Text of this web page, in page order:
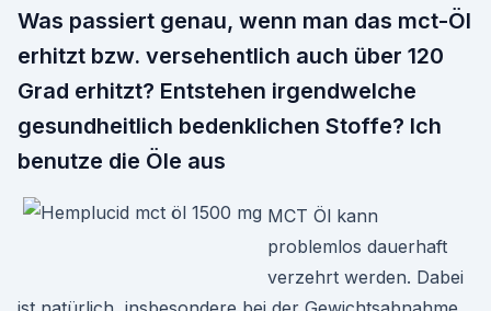
Was passiert genau, wenn man das mct-Öl
erhitzt bzw. versehentlich auch über 120
Grad erhitzt? Entstehen irgendwelche
gesundheitlich bedenklichen Stoffe? Ich
benutze die Öle aus
MCT Öl kann
problemlos dauerhaft
verzehrt werden. Dabei